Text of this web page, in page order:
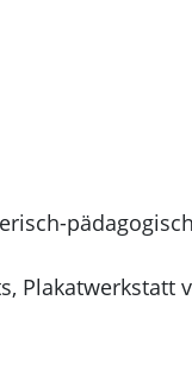
Plakatwerkstatt
"Izobrazitel'noe